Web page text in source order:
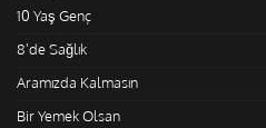
10 Yaş Genç
8'de Sağlık
Aramızda Kalmasın
Bir Yemek Olsan